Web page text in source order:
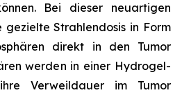
Bei dieser neuartigen
gezielte Strahlendosis in Form
direkt in den Tumor
werden in einer Hydrogel-
Verweildauer im Tumor